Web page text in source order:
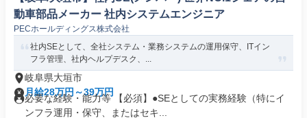
動車部品メーカー 社内システムエンジニア
PECホールディングス株式会社
社内SEとして、全社システム・業務システムの運用保守、ITイン
フラ管理、社内ヘルプデスク、...
岐阜県大垣市
月給28万円～39万円
必要な経験・能力等 【必須】●SEとしての実務経験（特にイ
ンフラ運用・保守、またはセキ...